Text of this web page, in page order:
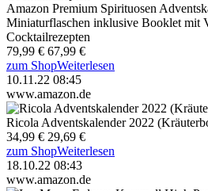
Amazon Premium Spirituosen
Miniaturflaschen inklusive Booklet mit
Cocktailrezepten
79,99 € 67,99 €
zum ShopWeiterlesen
10.11.22 08:45
www.amazon.de
Ricola Adventskalender 2022
34,99 € 29,69 €
zum ShopWeiterlesen
18.10.22 08:43
www.amazon.de